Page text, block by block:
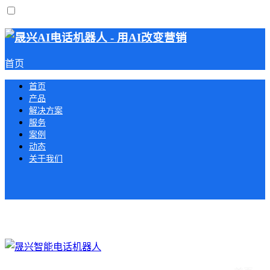
首页
首页
产品
解决方案
服务
案例
动态
关于我们